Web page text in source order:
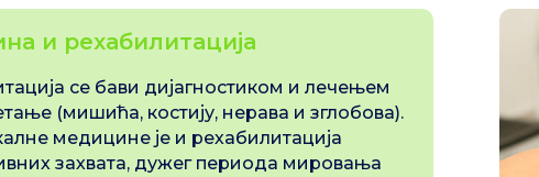
и рехабилитација
се бави дијагностиком и лечењем
(мишића, костију, нерава и зглобова).
медицине је и рехабилитација
захвата, дужег периода мировања